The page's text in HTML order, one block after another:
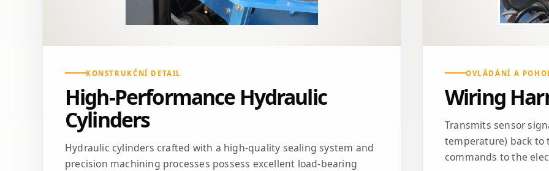
KONSTRUKČNÍ DETAIL
High-Performance Hydraulic
Cylinders
Hydraulic cylinders crafted with a high-quality sealing system and
precision machining processes possess excellent load-bearing
OVLÁDÁNÍ A
Wiring
Transmits sensor
temperature) back to
commands to the